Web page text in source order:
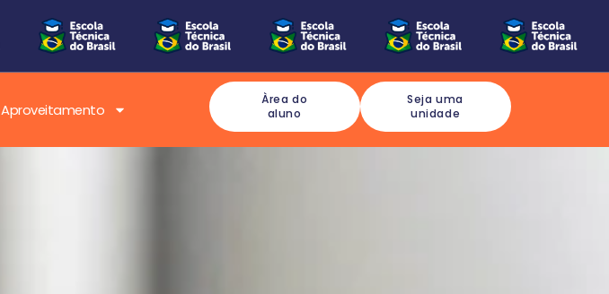
Aproveitamento
Àrea do
aluno
Seja uma
unidade